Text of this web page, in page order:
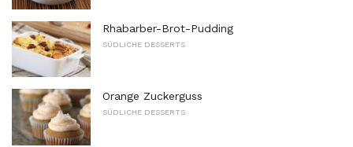
Rhabarber-Brot-Pudding
SÜDLICHE DESSERTS
Orange Zuckerguss
SÜDLICHE DESSERTS